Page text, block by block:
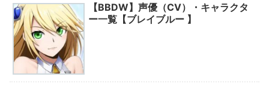
【BBDW】声優（CV）・キャラクタ
ー一覧【ブレイブルー 】